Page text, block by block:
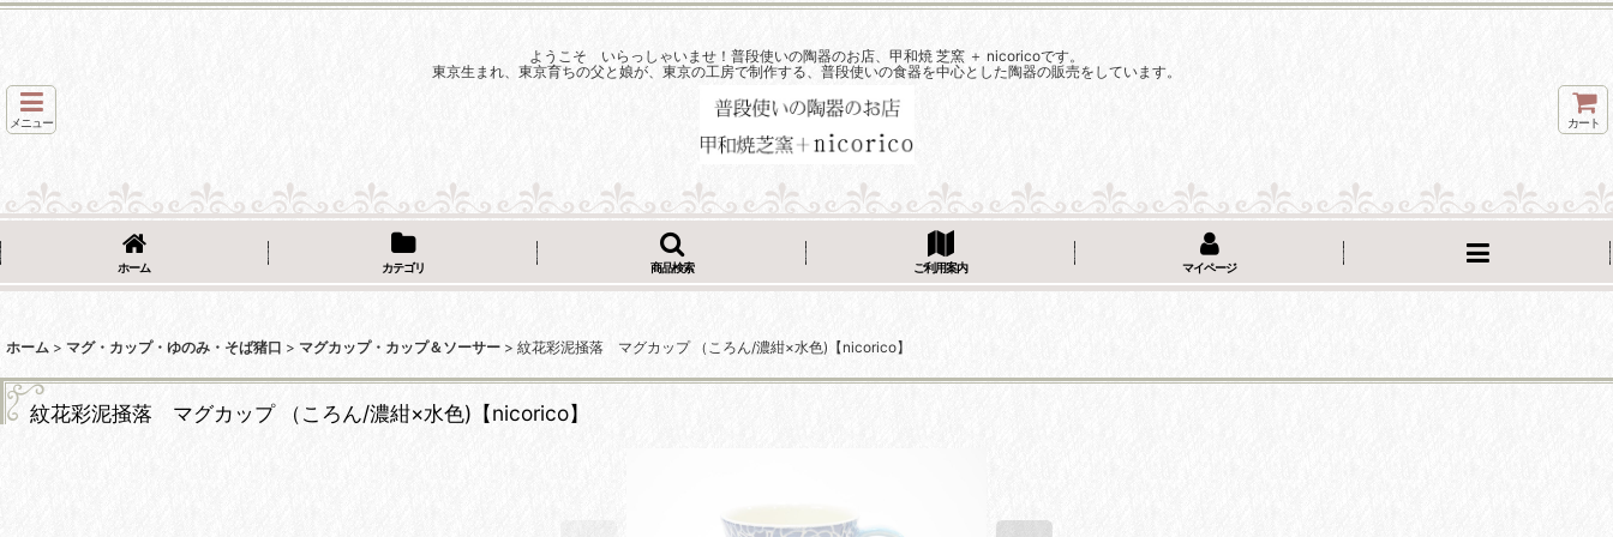
ようこそ いらっしゃいませ！普段使いの陶器のお店、甲和焼 芝窯 ＋ nicoricoです。
東京生まれ、東京育ちの父と娘が、東京の工房で制作する、普段使いの食器を中心とした陶器の販売をしています。
メニュー カート
ホーム カテゴリ 商品検索 ご利用案内 マイページ
ホーム > マグ・カップ・ゆのみ・そば猪口 > マグカップ・カップ＆ソーサー > 紋花彩泥掻落 マグカップ （ころん/濃紺×水色)【nicorico】
紋花彩泥掻落 マグカップ （ころん/濃紺×水色)【nicorico】